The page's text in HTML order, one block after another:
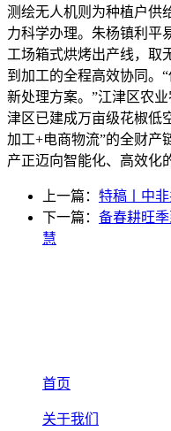
测绘无人机则为种植户供
力科学办理。朱杨镇利平
工场箱式烘烤出产线，取
到加工的全程高效协同。
新处理方案。”江津区农
津区已建成万亩级花椒低
加工+电商物流”的全财产
产正迈向智能化、高效化
上一篇： 特稿丨中
下一篇： 备春耕旺
慧
首页
关于我们